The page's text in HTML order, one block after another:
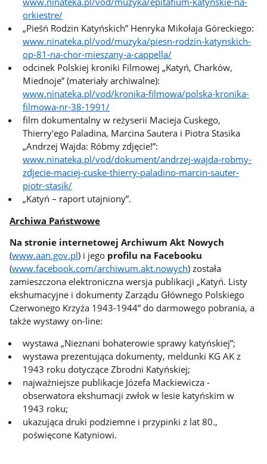
orkiestre/
„Pieśń Rodzin Katyńskich” Henryka Mikołaja Góreckiego:
www.ninateka.pl/vod/muzyka/piesn-rodzin-katynskich-
op-81-na-chor-mieszany-a-cappella/
odcinek Polskiej kroniki Filmowej „Katyń, Charków,
Miednoje” (materiały archiwalne):
www.ninateka.pl/vod/kronika-filmowa/polska-kronika-
filmowa-nr-38-1991/
film dokumentalny w reżyserii Macieja Cuskego,
Thierry'ego Paladina, Marcina Sautera i Piotra Stasika
„Andrzej Wajda: Róbmy zdjęcie!”:
www.ninateka.pl/vod/dokument/andrzej-wajda-robmy-
zdjecie-maciej-cuske-thierry-paladino-marcin-sauter-
piotr-stasik/
„Katyń – raport utajniony”.
Archiwa Państwowe
Na stronie internetowej Archiwum Akt Nowych
(www.aan.gov.pl) i jego profilu na Facebooku
(www.facebook.com/archiwum.akt.nowych) została
zamieszczona elektroniczna wersja publikacji „Katyń. Listy
ekshumacyjne i dokumenty Zarządu Głównego Polskiego
Czerwonego Krzyża 1943-1944” do darmowego pobrania, a
także wystawy on-line:
wystawa „Nieznani bohaterowie sprawy katyńskiej”;
wystawa prezentująca dokumenty, meldunki KG AK z
1943 roku dotyczące Zbrodni Katyńskiej;
najważniejsze publikacje Józefa Mackiewicza -
obserwatora ekshumacji zwłok w lesie katyńskim w
1943 roku;
ukazująca druki podziemne i przypinki z lat 80.,
poświęcone Katyniowi.